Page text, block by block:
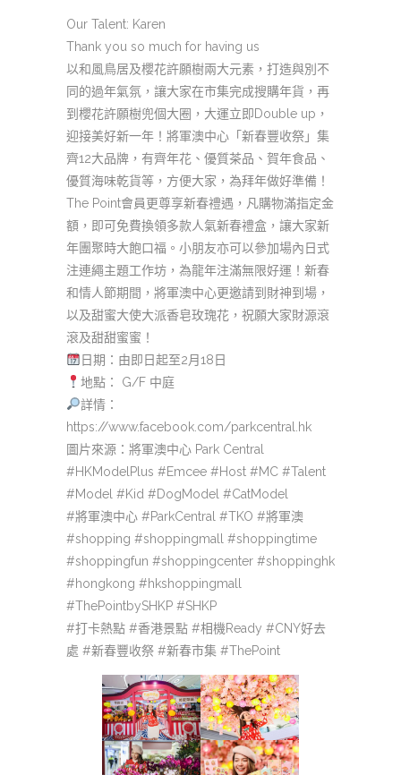
Our Talent: Karen
Thank you so much for having us
以和風鳥居及櫻花許願樹兩大元素，打造與別不
同的過年氣氛，讓大家在市集完成搜購年貨，再
到櫻花許願樹兜個大圈，大運立即Double up，
迎接美好新一年！將軍澳中心「新春豐收祭」集
齊12大品牌，有齊年花、優質茶品、賀年食品、
優質海味乾貨等，方便大家，為拜年做好準備！
The Point會員更尊享新春禮遇，凡購物滿指定金
額，即可免費換領多款人氣新春禮盒，讓大家新
年團聚時大飽口福。小朋友亦可以參加場內日式
注連繩主題工作坊，為龍年注滿無限好運！新春
和情人節期間，將軍澳中心更邀請到財神到場，
以及甜蜜大使大派香皂玫瑰花，祝願大家財源滾
滾及甜甜蜜蜜！
日期：由即日起至2月18日
地點： G/F 中庭
詳情：
https://www.facebook.com/parkcentral.hk
圖片來源：將軍澳中心 Park Central
#HKModelPlus #Emcee #Host #MC #Talent
#Model #Kid #DogModel #CatModel
#將軍澳中心 #ParkCentral #TKO #將軍澳
#shopping #shoppingmall #shoppingtime
#shoppingfun #shoppingcenter #shoppinghk
#hongkong #hkshoppingmall
#ThePointbySHKP #SHKP
#打卡熱點 #香港景點 #相機Ready #CNY好去
處 #新春豐收祭 #新春市集 #ThePoint